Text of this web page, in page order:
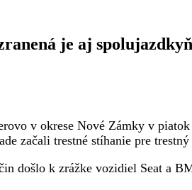
je aj
v okrese Nové Zámky v
začali trestné stíhanie pre
došlo k zrážke vozidiel Seat a